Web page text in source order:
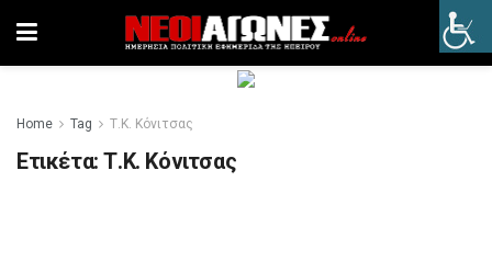
Home Tag Τ.Κ. Κόνιτσας
Ετικέτα:Τ.Κ. Κόνιτσας